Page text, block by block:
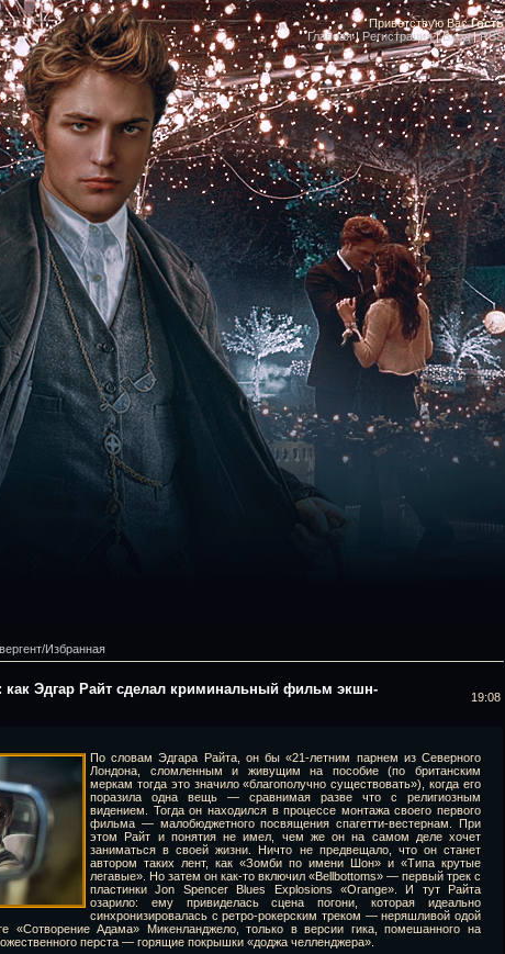
Приветствую Вас Гость
Главная|Регистрация|Вход|RSS
Избранная
Эдгар Райт сделал криминальный фильм экшн-
19:08
По словам Эдгара Райта, он бы «21-летним парнем из Северного
Лондона, сломленным и живущим на пособие (по британским
меркам тогда это значило «благополучно существовать»), когда его
поразила одна вещь — сравнимая разве что с религиозным
видением. Тогда он находился в процессе монтажа своего первого
фильма — малобюджетного посвящения спагетти-вестернам. При
этом Райт и понятия не имел, чем же он на самом деле хочет
заниматься в своей жизни. Ничто не предвещало, что он станет
автором таких лент, как «Зомби по имени Шон» и «Типа крутые
легавые». Но затем он как-то включил «Bellbottoms» — первый трек с
пластинки Jon Spencer Blues Explosions «Orange». И тут Райта
озарило: ему привиделась сцена погони, которая идеально
синхронизировалась с ретро-рокерским треком — неряшливой одой
«Сотворение Адама» Микенланджело, только в версии гика, помешанного на
перста — горящие покрышки «доджа челленджера».